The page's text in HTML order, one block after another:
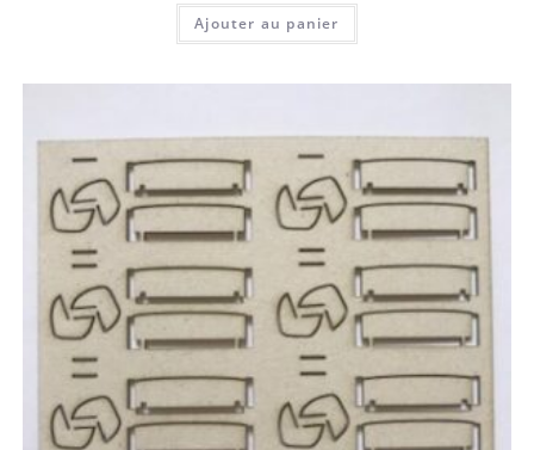
Ajouter au panier